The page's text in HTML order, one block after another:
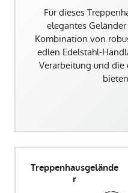
Für dieses
elegantes
Kombination von
edlen Edelstahl-
Verarbeitung und die
Treppenhausgelände
r